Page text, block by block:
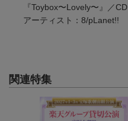
『Toybox〜Lovely〜』／CD
アーティスト：8/pLanet!!
関連特集